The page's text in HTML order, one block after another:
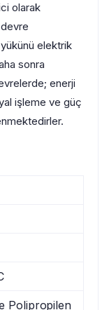
olarak
elektrik
sonra
enerji
işleme ve güç
Polipropilen